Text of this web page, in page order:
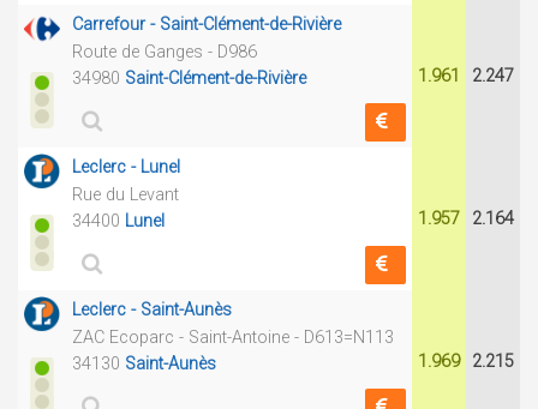
Carrefour - Saint-Clément-de-Rivière
Route de Ganges - D986
34980 Saint-Clément-de-Rivière 1.961 2.247
Leclerc - Lunel
Rue du Levant
34400 Lunel 1.957 2.164
Leclerc - Saint-Aunès
ZAC Ecoparc - Saint-Antoine - D613=N113
34130 Saint-Aunès 1.969 2.215